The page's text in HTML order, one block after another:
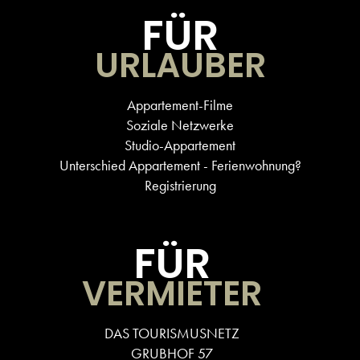
FÜR
URLAUBER
Appartement-Filme
Soziale Netzwerke
Studio-Appartement
Unterschied Appartement - Ferienwohnung?
Registrierung
FÜR
VERMIETER
DAS TOURISMUSNETZ
GRUBHOF 57